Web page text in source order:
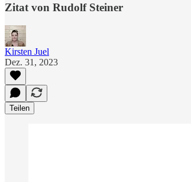
Zitat von Rudolf Steiner
Kirsten Juel
Dez. 31, 2023
Teilen